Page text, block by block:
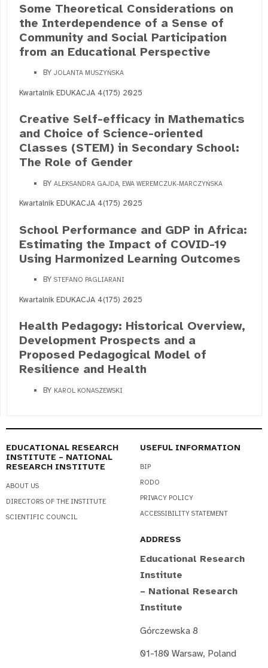
Some Theoretical Considerations on
the Interdependence of a Sense of
Community and Social Participation
from an Educational Perspective
BY JOLANTA MUSZYŃSKA
Kwartalnik EDUKACJA 4(175) 2025
Creative Self-efficacy in Mathematics
and Choice of Science-oriented
Classes (STEM) in Secondary School:
The Role of Gender
BY ALEKSANDRA GAJDA, EWA WEREMCZUK-MARCZYŃSKA
Kwartalnik EDUKACJA 4(175) 2025
School Performance and GDP in Africa:
Estimating the Impact of COVID-19
Using Harmonized Learning Outcomes
BY STEFANO PAGLIARANI
Kwartalnik EDUKACJA 4(175) 2025
Health Pedagogy: Historical Overview,
Development Prospects and a
Proposed Pedagogical Model of
Resilience and Health
BY KAROL KONASZEWSKI
EDUCATIONAL RESEARCH
INSTITUTE – NATIONAL
RESEARCH INSTITUTE
ABOUT US
DIRECTORS OF THE INSTITUTE
SCIENTIFIC COUNCIL
USEFUL INFORMATION
BIP
RODO
PRIVACY POLICY
ACCESSIBILITY STATEMENT
ADDRESS
Educational Research
Institute
– National Research
Institute
Górczewska 8
01-180 Warsaw, Poland